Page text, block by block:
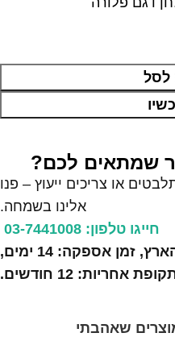
לסל
שמתאים לכם?
או צריכים ייעוץ – פנו
אלינו בשמחה.
חייגו טלפון: 03-7441008
משלוחים מהירים לכל הארץ, זמן אספקה: 14 ימים,
אחריות: 12 חודשים.
שאהבתי